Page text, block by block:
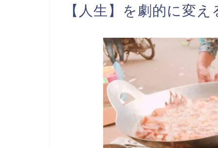
【人生】を劇的に変え